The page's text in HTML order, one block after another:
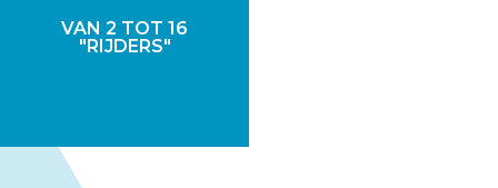
VAN 2 TOT 16
"RIJDERS"